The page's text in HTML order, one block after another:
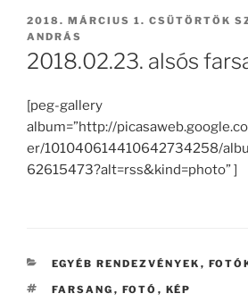
BEKÜLDVE:
2018. MÁRCIUS 1. CSÜTÖRTÖK
ANDRÁS
2018.02.23. alsós
[peg-gallery
album=”http://
er/101040614410642734258/
62615473?alt=rss&kind=photo” ]
KATEGÓRIÁK
EGYÉB RENDEZVÉNYEK ,
CÍMKÉK
FARSANG , FOTÓ , KÉP